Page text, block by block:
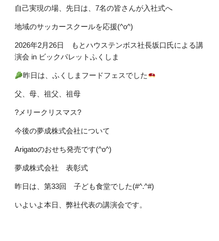
自己実現の場、先日は、7名の皆さんが入社式へ
地域のサッカースクールを応援(^o^)
2026年2月26日 もとハウステンボス社長坂口氏による講
演会 in ビックパレットふくしま
昨日は、ふくしまフードフェスでした
父、母、祖父、祖母
?メリークリスマス?
今後の夢成株式会社について
Arigatoのおせち発売です(^o^)
夢成株式会社 表彰式
昨日は、第33回 子ども食堂でした(#^.^#)
いよいよ本日、弊社代表の講演会です。